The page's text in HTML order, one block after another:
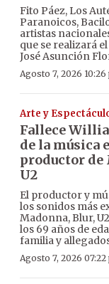
Fito Páez, Los
Paranoicos,
artistas
que se realizará
José Asunción
Agosto 7, 2026 10:26
Arte y
Fallece
de la música
productor de
U2
El productor y
los sonidos más
Madonna, Blur,
los 69 años de
familia y
Agosto 7, 2026 07:22